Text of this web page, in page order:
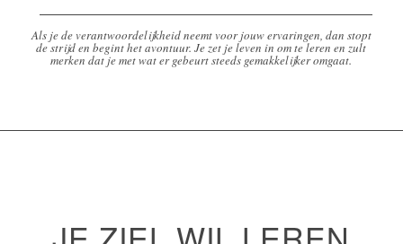
Als je de verantwoordelijkheid neemt voor jouw ervaringen, dan stopt
de strijd en begint het avontuur. Je zet je leven in om te leren en zult
merken dat je met wat er gebeurt steeds gemakkelijker omgaat.